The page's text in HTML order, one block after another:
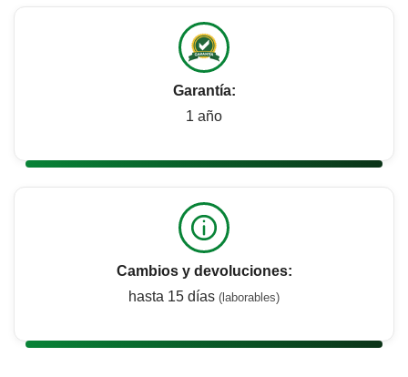
Garantía:
1 año
Cambios y devoluciones:
hasta 15 días (laborables)